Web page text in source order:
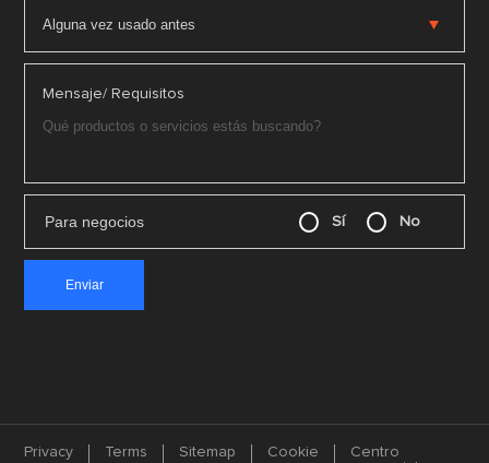
Mensaje/ Requisitos
Para negocios Sí No
Privacy Terms Sitemap Cookie
Centro